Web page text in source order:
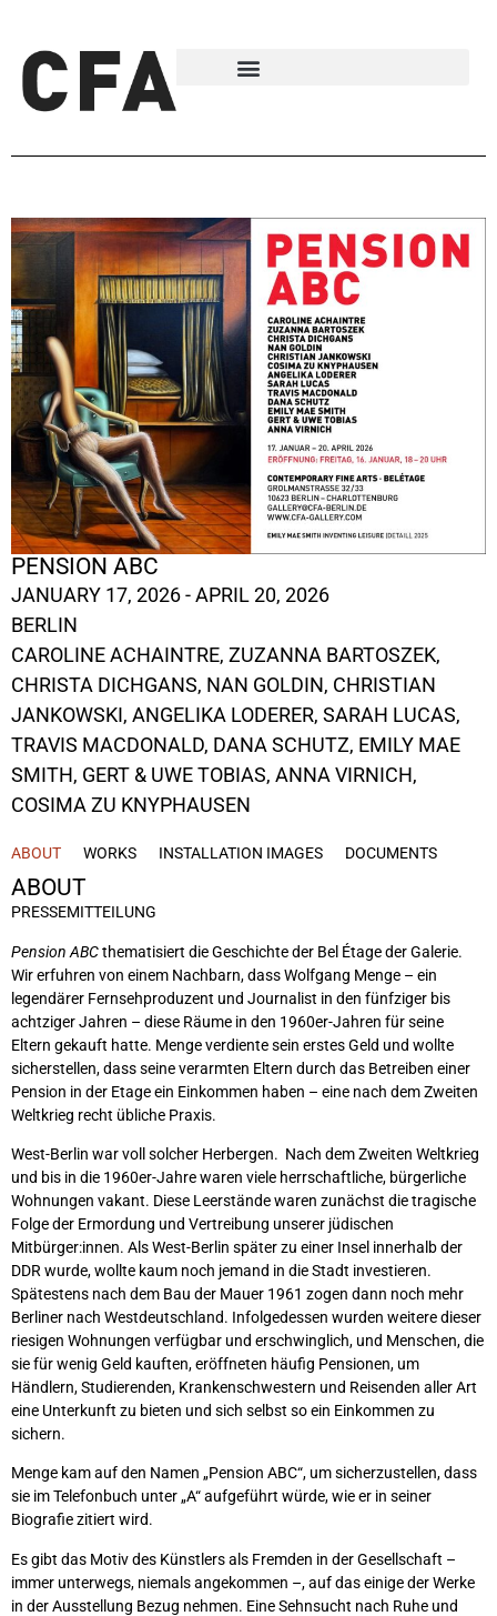
PENSION ABC
JANUARY 17, 2026 - APRIL 20, 2026
BERLIN
CAROLINE ACHAINTRE, ZUZANNA BARTOSZEK,
CHRISTA DICHGANS, NAN GOLDIN, CHRISTIAN
JANKOWSKI, ANGELIKA LODERER, SARAH LUCAS,
TRAVIS MACDONALD, DANA SCHUTZ, EMILY MAE
SMITH, GERT & UWE TOBIAS, ANNA VIRNICH,
COSIMA ZU KNYPHAUSEN
ABOUT WORKS INSTALLATION IMAGES DOCUMENTS
ABOUT
PRESSEMITTEILUNG
Pension ABCthematisiert die Geschichte der Bel Étage der Galerie.
Wir erfuhren von einem Nachbarn, dass Wolfgang Menge – ein
legendärer Fernsehproduzent und Journalist in den fünfziger bis
achtziger Jahren – diese Räume in den 1960er-Jahren für seine
Eltern gekauft hatte. Menge verdiente sein erstes Geld und wollte
sicherstellen, dass seine verarmten Eltern durch das Betreiben einer
Pension in der Etage ein Einkommen haben – eine nach dem Zweiten
Weltkrieg recht übliche Praxis.
West-Berlin war voll solcher Herbergen. Nach dem Zweiten Weltkrieg
und bis in die 1960er-Jahre waren viele herrschaftliche, bürgerliche
Wohnungen vakant. Diese Leerstände waren zunächst die tragische
Folge der Ermordung und Vertreibung unserer jüdischen
Mitbürger:innen. Als West-Berlin später zu einer Insel innerhalb der
DDR wurde, wollte kaum noch jemand in die Stadt investieren.
Spätestens nach dem Bau der Mauer 1961 zogen dann noch mehr
Berliner nach Westdeutschland. Infolgedessen wurden weitere dieser
riesigen Wohnungen verfügbar und erschwinglich, und Menschen, die
sie für wenig Geld kauften, eröffneten häufig Pensionen, um
Händlern, Studierenden, Krankenschwestern und Reisenden aller Art
eine Unterkunft zu bieten und sich selbst so ein Einkommen zu
sichern.
Menge kam auf den Namen „Pension ABC“, um sicherzustellen, dass
sie im Telefonbuch unter „A“ aufgeführt würde, wie er in seiner
Biografie zitiert wird.
Es gibt das Motiv des Künstlers als Fremden in der Gesellschaft –
immer unterwegs, niemals angekommen –, auf das einige der Werke
in der Ausstellung Bezug nehmen. Eine Sehnsucht nach Ruhe und